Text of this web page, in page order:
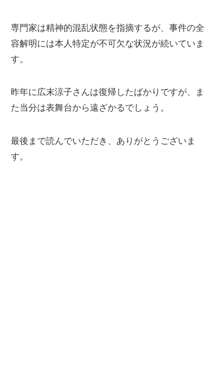
専門家は精神的混乱状態を指摘するが、事件の全
容解明には本人特定が不可欠な状況が続いていま
す。
昨年に広末涼子さんは復帰したばかりですが、ま
た当分は表舞台から遠ざかるでしょう。
最後まで読んでいただき、ありがとうございま
す。